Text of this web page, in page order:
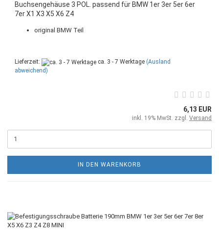
Buchsengehäuse 3 POL. passend für BMW 1er 3er 5er 6er
7er X1 X3 X5 X6 Z4
original BMW Teil
Lieferzeit: ca. 3 - 7 Werktage (Ausland
abweichend)
6,13 EUR
inkl. 19% MwSt. zzgl. Versand
IN DEN WARENKORB